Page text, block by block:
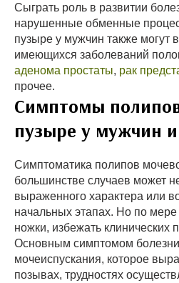
Сыграть роль в развитии
нарушенные обменные
пузыре у мужчин также могут
имеющихся заболеваний
аденома простаты, рак
прочее.
Симптомы
пузыре у мужчин
Симптоматика полипов
большинстве случаев может
выраженного характера или
начальных этапах. Но по мере
ножки, избежать клинических
Основным симптомом
мочеиспускания, которое
позывах, трудностях